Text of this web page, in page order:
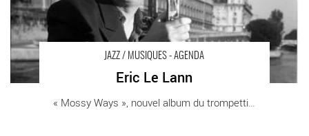
JAZZ / MUSIQUES - AGENDA
Eric Le Lann
« Mossy Ways », nouvel album du trompettiste [...]